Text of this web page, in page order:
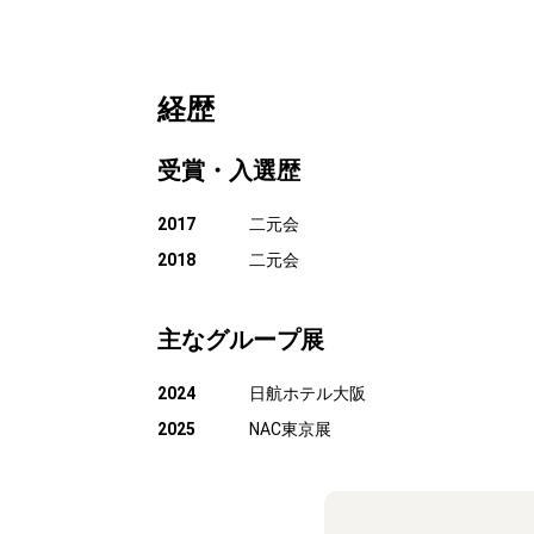
経歴
受賞・入選歴
2017
二元会
2018
二元会
主なグループ展
2024
日航ホテル大阪
2025
NAC東京展